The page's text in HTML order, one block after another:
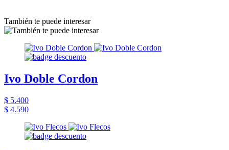
También te puede interesar
Ivo Doble Cordon
$ 5.400
$ 4.590